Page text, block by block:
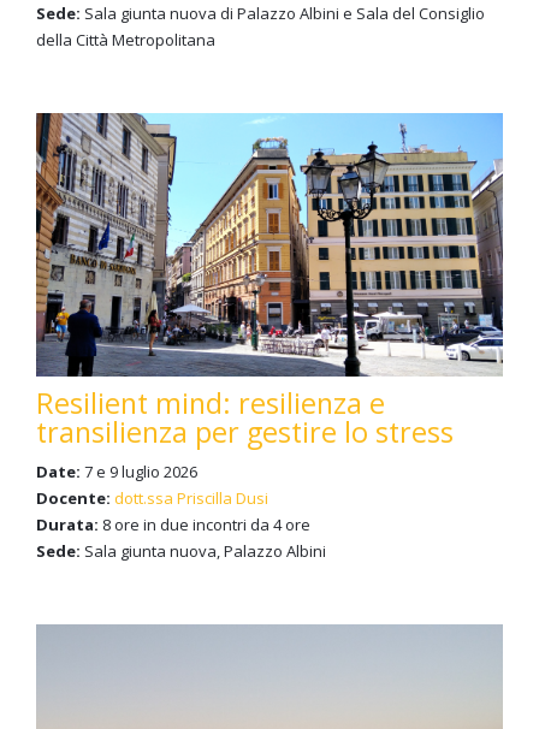
Sede: Sala giunta nuova di Palazzo Albini e Sala del Consiglio
della Città Metropolitana
Resilient mind: resilienza e
transilienza per gestire lo stress
Date: 7 e 9 luglio 2026
Docente: dott.ssa Priscilla Dusi
Durata: 8 ore in due incontri da 4 ore
Sede: Sala giunta nuova, Palazzo Albini